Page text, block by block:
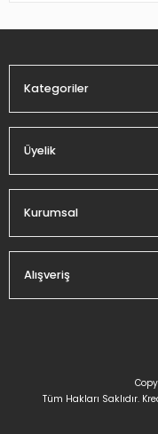
Kategoriler
Üyelik
Kurumsal
Alışveriş
Tüm Hakları Saklıdır.